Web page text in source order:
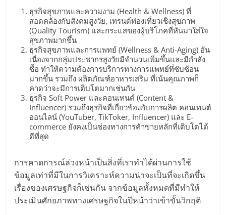
ธุรกิจสุขภาพและความงาม (Health & Wellness) ที่
สอดคล้องกับสังคมสูงวัย, เทรนด์ท่องเที่ยวเชิงสุขภาพ
(Quality Tourism) และกระแสของผู้บริโภคที่หันมาใส่ใจ
สุขภาพมากขึ้น
ธุรกิจสุขภาพและการแพทย์ (Wellness & Anti-Aging) อัน
เนื่องจากกลุ่มประชากรสูงวัยมีจำนวนเพิ่มขึ้นและมีกำลัง
ซื้อ ทำให้ความต้องการบริการทางการแพทย์ที่ซับซ้อน
มากขึ้น รวมถึง ผลิตภัณฑ์อาหารเสริม ที่เน้นคุณภาพก็
คาดว่าจะมีการเติบโตมากเช่นกัน
ธุรกิจ Soft Power และคอนเทนต์ (Content &
Influencer) รวมถึงธุรกิจที่เกี่ยวข้องกับการผลิต คอนเทนต์
ออนไลน์ (YouTuber, TikToker, Influencer) และ E-
commerce ยังคงเป็นช่องทางการค้าขายหลักที่เติบโตได้
ดีที่สุด
การคาดการณ์ล่วงหน้าเป็นสิ่งที่เราทำได้ผ่านการใช้
ข้อมูลเท่าที่มีในการวิเคราะห์ความน่าจะเป็นที่จะเกิดขึ้น
เรื่องของเศรษฐกิจก็เช่นกัน จากข้อมูลทั้งหมดที่มีทำให้
ประเมินศักยภาพทางเศรษฐกิจในปีหน้าว่าเข้าขั้นวิกฤติ